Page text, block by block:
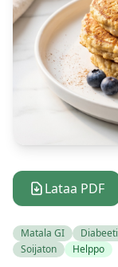
Lataa PDF
Matala GI
Soijaton
Helppo